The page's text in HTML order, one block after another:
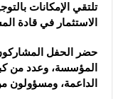
تلتقي الإمكانات
الاستثمار في قادة
حضر الحفل
المؤسسة، وعدد من
الداعمة، ومسؤولون